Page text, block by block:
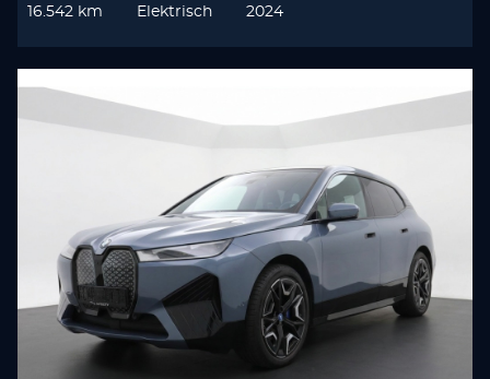
16.542 km Elektrisch 2024